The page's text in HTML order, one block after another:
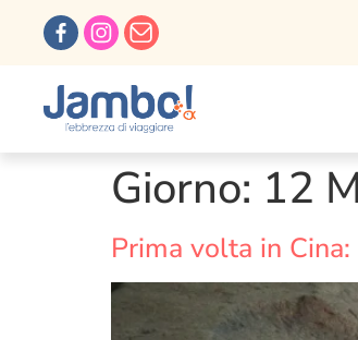
Giorno: 12
Prima volta in